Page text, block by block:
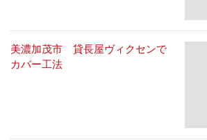
美濃加茂市 貸長屋ヴィクセンで
カバー工法